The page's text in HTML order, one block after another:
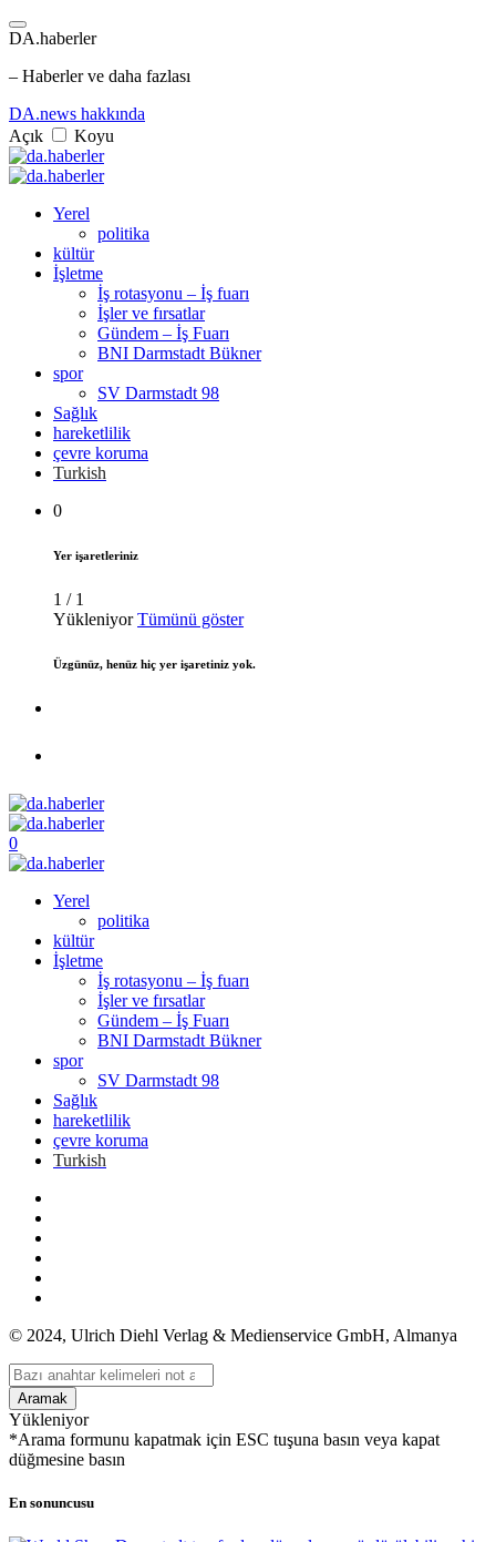
DA.haberler
– Haberler ve daha fazlası
DA.news hakkında
Açık
Koyu
Yerel
politika
kültür
İşletme
İş rotasyonu – İş fuarı
İşler ve fırsatlar
Gündem – İş Fuarı
BNI Darmstadt Bükner
spor
SV Darmstadt 98
Sağlık
hareketlilik
çevre koruma
Turkish
0
Yer işaretleriniz
1 / 1
YükleniyorTümünü göster
Üzgünüz, henüz hiç yer işaretiniz yok.
0
Yerel
politika
kültür
İşletme
İş rotasyonu – İş fuarı
İşler ve fırsatlar
Gündem – İş Fuarı
BNI Darmstadt Bükner
spor
SV Darmstadt 98
Sağlık
hareketlilik
çevre koruma
Turkish
© 2024, Ulrich Diehl Verlag & Medienservice GmbH, Almanya
Aramak
Yükleniyor
*Arama formunu kapatmak için ESC tuşuna basın veya kapat
düğmesine basın
En sonuncusu